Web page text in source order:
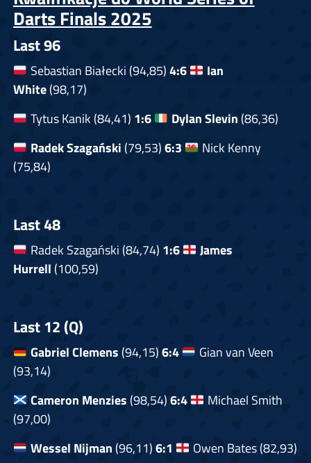
Darts Finals 2025
Last 96
Sebastian Białecki (94,85)4:6
Ian
White(98,17)
Tytus Kanik (84,41) 1:6 Dylan Slevin (86,36)
Radek Szagański (79,53)6:3
Nick Kenny
(75,84)
Last 48
Radek Szagański (84,74) 1:6
James
Hurrell (100,59)
Last 12 (Q)
Gabriel Clemens (94,15)6:4
Gian van Veen
(93,14)
Cameron Menzies (98,54)6:4
Michael Smith
(97,00)
Wessel Nijman (96,11)6:1
Owen Bates (82,93)